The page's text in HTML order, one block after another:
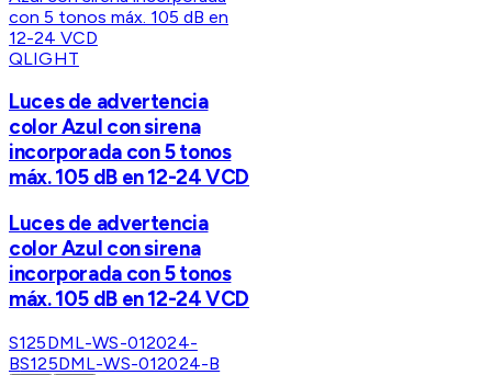
QLIGHT
Luces de advertencia
color Azul con sirena
incorporada con 5 tonos
máx. 105 dB en 12-24 VCD
Luces de advertencia
color Azul con sirena
incorporada con 5 tonos
máx. 105 dB en 12-24 VCD
S125DML-WS-012024-
BS125DML-WS-012024-B